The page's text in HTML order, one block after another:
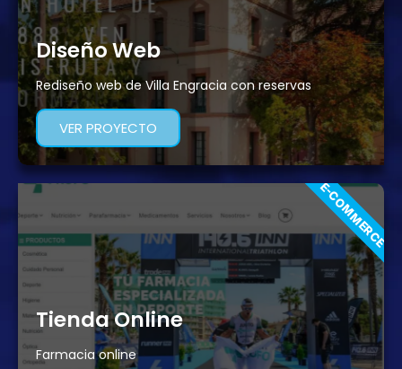
en contar con
vosotros para
el siguiente
proyecto.
Diseño Web
Rediseño web de Villa Engracia con reservas
VER PROYECTO
Tienda Online
Farmacia online
E-COMMERCE